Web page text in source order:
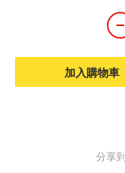
加入購物車
分享到